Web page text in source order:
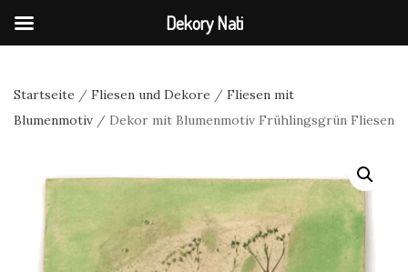
Startseite / Fliesen und Dekore / Fliesen mit
Blumenmotiv / Dekor mit Blumenmotiv Frühlingsgrün Fliesen
Dekory Nati